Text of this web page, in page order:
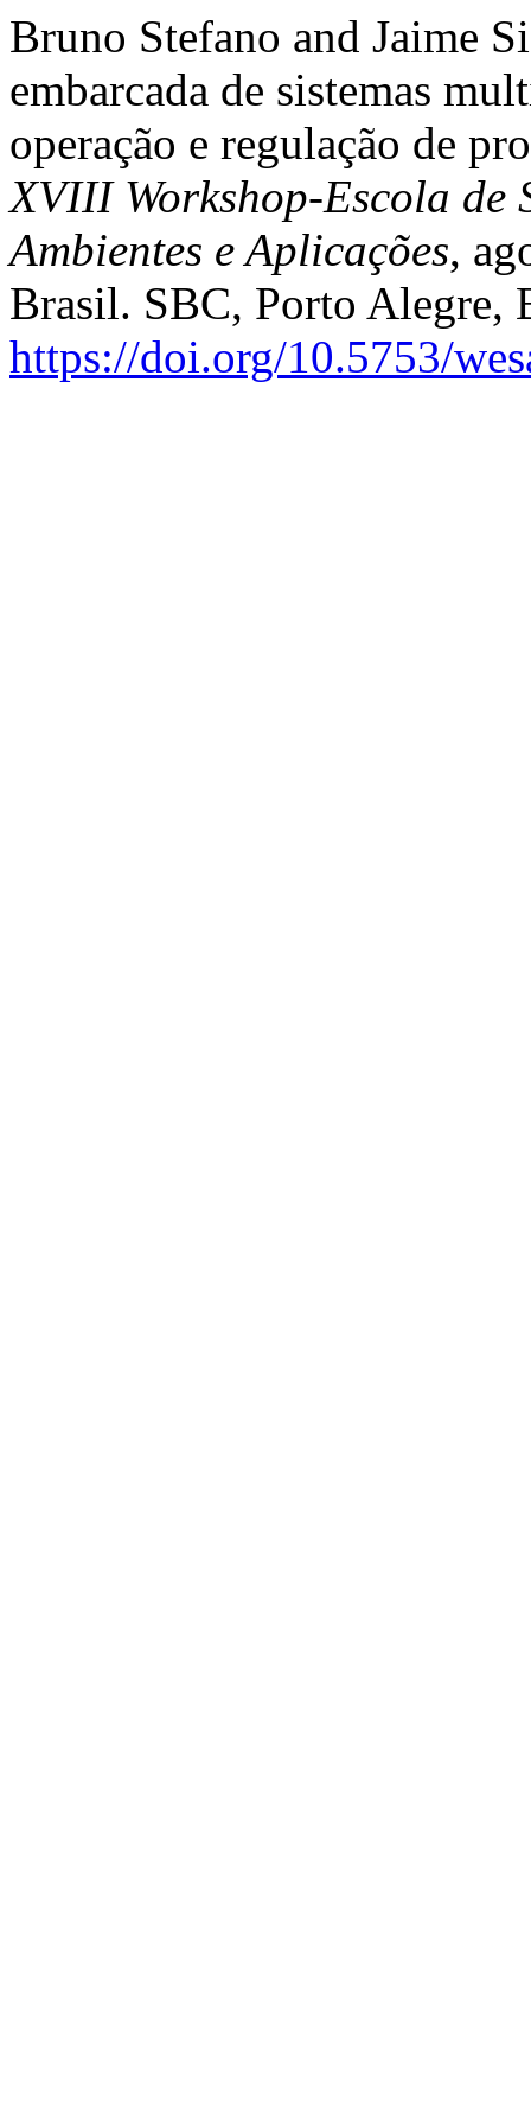
Bruno Stefano and Jaime
embarcada de sistemas
operação e regulação de
XVIII Workshop-Escola de
Ambientes e Aplicações,
Brasil. SBC, Porto Alegre,
https://doi.org/10.5753/